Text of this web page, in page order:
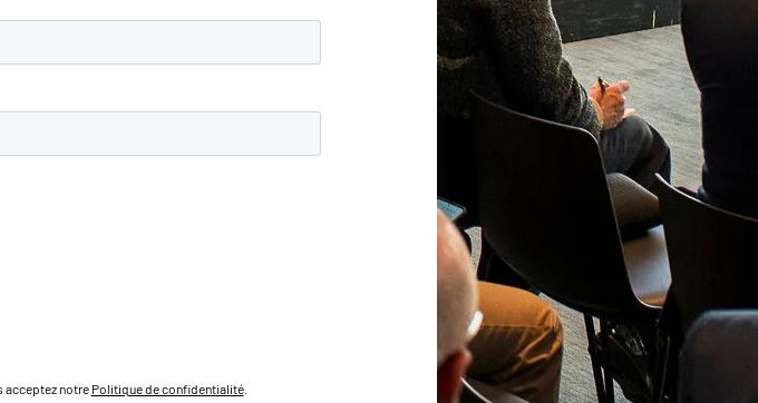
acceptez notre Politique de confidentialité.